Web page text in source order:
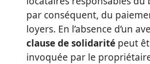
par conséquent, du
loyers. En l’absence d’un
clause de solidarité peut
invoquée par le